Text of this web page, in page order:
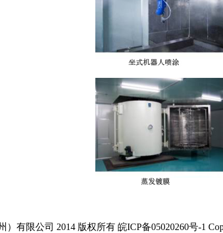
）有限公司 2014 版权所有 皖ICP备05020260号-1